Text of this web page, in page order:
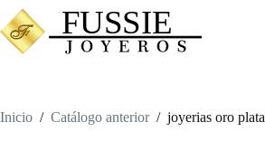
Saltar
al
contenido
Inicio / Catálogo anterior / joyerias oro plata